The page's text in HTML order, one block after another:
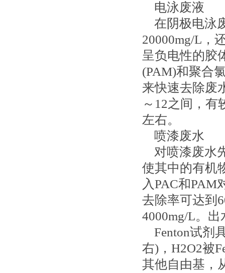
电泳废液
在阴极电泳
20000mg/L，
呈负电性的胶
(PAM)和聚合
来快速去除废
～12之间，有
左右。
喷漆废水
对喷漆废水
使其中的有机
入PAC和
去除率可达到
4000mg/L。
Fenton试剂
右)，H2O2被
其他自由基，